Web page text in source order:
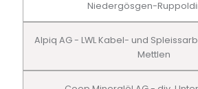
Niedergösgen-
Alpiq AG - LWL Kabel- und
Mettlen